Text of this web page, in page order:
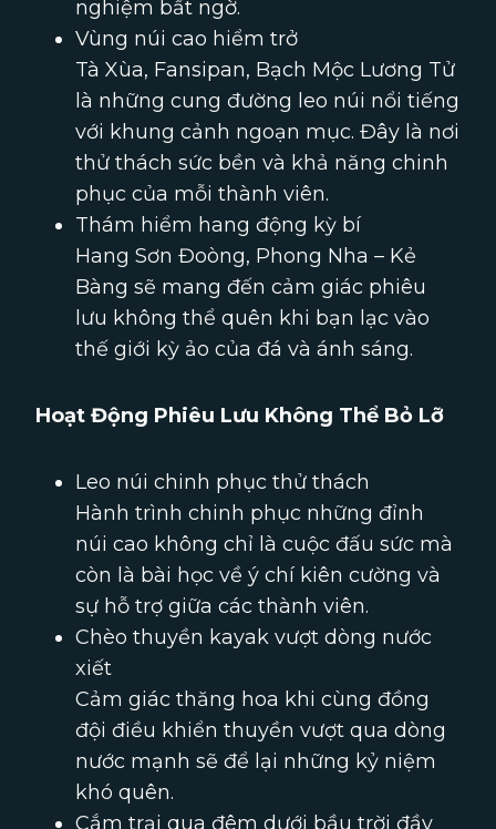
nghiệm bất ngờ.
Vùng núi cao hiểm trở
Tà Xùa, Fansipan, Bạch Mộc Lương Tử
là những cung đường leo núi nổi tiếng
với khung cảnh ngoạn mục. Đây là nơi
thử thách sức bền và khả năng chinh
phục của mỗi thành viên.
Thám hiểm hang động kỳ bí
Hang Sơn Đoòng, Phong Nha – Kẻ
Bàng sẽ mang đến cảm giác phiêu
lưu không thể quên khi bạn lạc vào
thế giới kỳ ảo của đá và ánh sáng.
Hoạt Động Phiêu Lưu Không Thể Bỏ Lỡ
Leo núi chinh phục thử thách
Hành trình chinh phục những đỉnh
núi cao không chỉ là cuộc đấu sức mà
còn là bài học về ý chí kiên cường và
sự hỗ trợ giữa các thành viên.
Chèo thuyền kayak vượt dòng nước
xiết
Cảm giác thăng hoa khi cùng đồng
đội điều khiển thuyền vượt qua dòng
nước mạnh sẽ để lại những kỷ niệm
khó quên.
Cắm trại qua đêm dưới bầu trời đầy